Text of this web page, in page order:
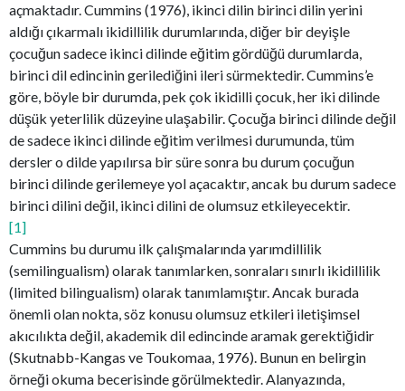
açmaktadır. Cummins (1976), ikinci dilin birinci dilin yerini
aldığı çıkarmalı ikidillilik durumlarında, diğer bir deyişle
çocuğun sadece ikinci dilinde eğitim gördüğü durumlarda,
birinci dil edincinin gerilediğini ileri sürmektedir. Cummins’e
göre, böyle bir durumda, pek çok ikidilli çocuk, her iki dilinde
düşük yeterlilik düzeyine ulaşabilir. Çocuğa birinci dilinde değil
de sadece ikinci dilinde eğitim verilmesi durumunda, tüm
dersler o dilde yapılırsa bir süre sonra bu durum çocuğun
birinci dilinde gerilemeye yol açacaktır, ancak bu durum sadece
birinci dilini değil, ikinci dilini de olumsuz etkileyecektir.
[1]
Cummins bu durumu ilk çalışmalarında yarımdillilik
(semilingualism) olarak tanımlarken, sonraları sınırlı ikidillilik
(limited bilingualism) olarak tanımlamıştır. Ancak burada
önemli olan nokta, söz konusu olumsuz etkileri iletişimsel
akıcılıkta değil, akademik dil edincinde aramak gerektiğidir
(Skutnabb-Kangas ve Toukomaa, 1976). Bunun en belirgin
örneği okuma becerisinde görülmektedir. Alanyazında,